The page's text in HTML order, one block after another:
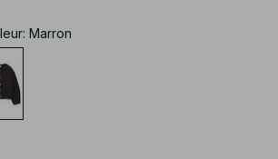
: Marron